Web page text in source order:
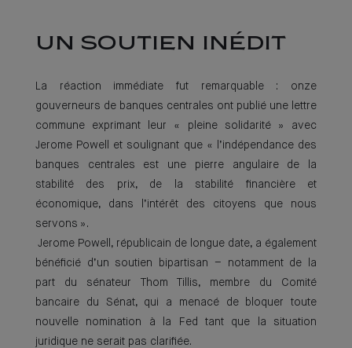
UN SOUTIEN INÉDIT
La réaction immédiate fut remarquable : onze
gouverneurs de banques centrales ont publié une lettre
commune exprimant leur « pleine solidarité » avec
Jerome Powell et soulignant que « l’indépendance des
banques centrales est une pierre angulaire de la
stabilité des prix, de la stabilité financière et
économique, dans l’intérêt des citoyens que nous
servons ».
Jerome Powell, républicain de longue date, a également
bénéficié d’un soutien bipartisan – notamment de la
part du sénateur Thom Tillis, membre du Comité
bancaire du Sénat, qui a menacé de bloquer toute
nouvelle nomination à la Fed tant que la situation
juridique ne serait pas clarifiée.